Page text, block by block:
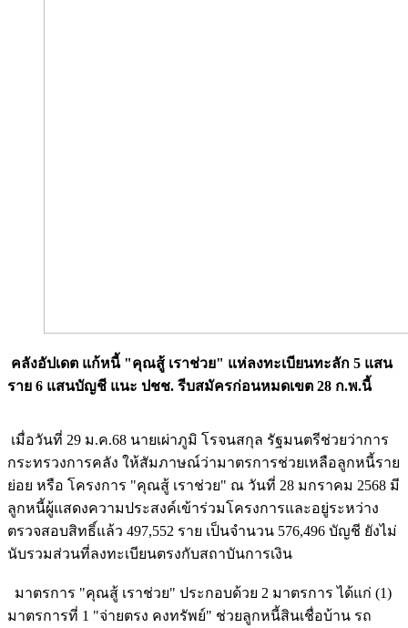
คลังอัปเดต แก้หนี้ "คุณสู้ เราช่วย" แห่ลงทะเบียนทะลัก 5 แสน
ราย 6 แสนบัญชี แนะ ปชช. รีบสมัครก่อนหมดเขต 28 ก.พ.นี้
เมื่อวันที่ 29 ม.ค.68 นายเผ่าภูมิ โรจนสกุล รัฐมนตรีช่วยว่าการ
กระทรวงการคลัง ให้สัมภาษณ์ว่ามาตรการช่วยเหลือลูกหนี้ราย
ย่อย หรือ โครงการ "คุณสู้ เราช่วย" ณ วันที่ 28 มกราคม 2568 มี
ลูกหนี้ผู้แสดงความประสงค์เข้าร่วมโครงการและอยู่ระหว่าง
ตรวจสอบสิทธิ์แล้ว 497,552 ราย เป็นจำนวน 576,496 บัญชี ยังไม่
นับรวมส่วนที่ลงทะเบียนตรงกับสถาบันการเงิน
มาตรการ "คุณสู้ เราช่วย" ประกอบด้วย 2 มาตรการ ได้แก่ (1)
มาตรการที่ 1 "จ่ายตรง คงทรัพย์" ช่วยลูกหนี้สินเชื่อบ้าน รถ